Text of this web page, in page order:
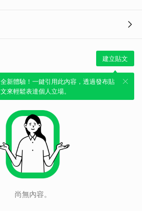
建立貼文
全新體驗！一鍵引用此內容，透過發布貼
文來輕鬆表達個人立場。
尚無內容。